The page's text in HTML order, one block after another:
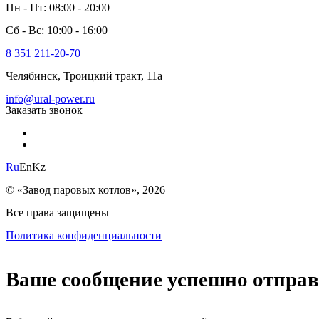
Пн - Пт: 08:00 - 20:00
Сб - Вс: 10:00 - 16:00
8 351 211-20-70
Челябинск, Троицкий тракт, 11а
info@ural-power.ru
Заказать звонок
RuEnKz
© «Завод паровых котлов», 2026
Все права защищены
Политика конфиденциальности
Ваше сообщение успешно